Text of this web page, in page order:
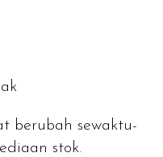
berubah sewaktu-
stok.